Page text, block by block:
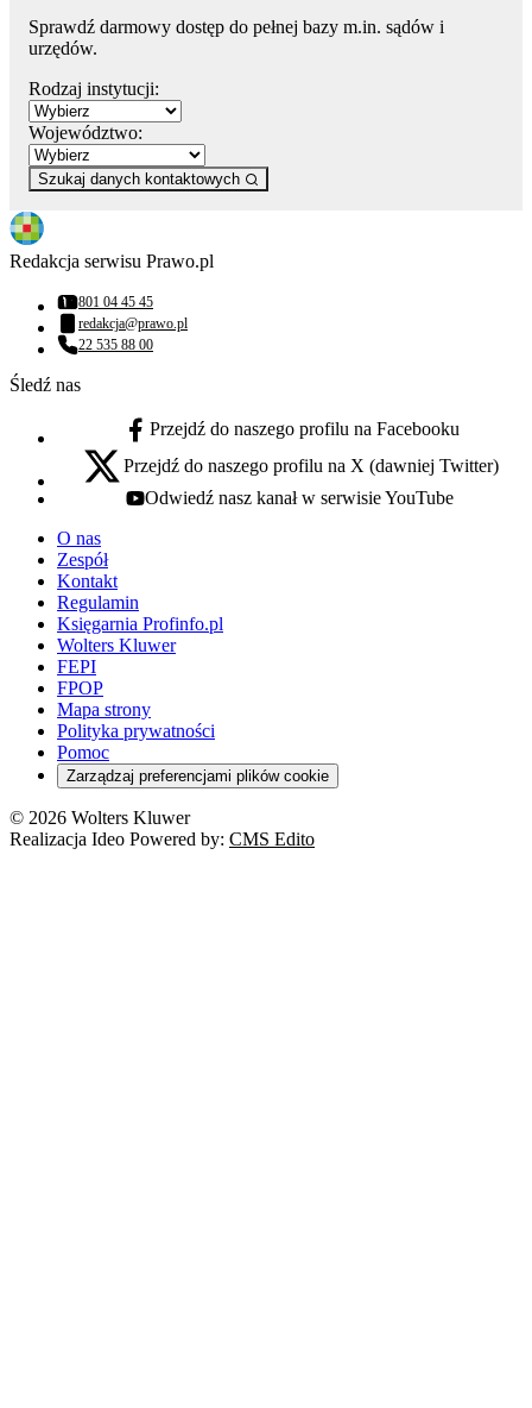
Sprawdź darmowy dostęp do pełnej bazy m.in. sądów i
urzędów.
Rodzaj instytucji:
Województwo:
Szukaj danych kontaktowych
Redakcja serwisu Prawo.pl
Numer telefonu:
801 04 45 45
Adres email:
redakcja@prawo.pl
Numer telefonu:
22 535 88 00
Śledź nas
facebook - otwiera się w nowej karcie
Przejdź do naszego profilu na Facebooku
x - otwiera się w nowej karcie
Przejdź do naszego profilu na X (dawniej Twitter)
youtube - otwiera się w nowej karcie
Odwiedź nasz kanał w serwisie YouTube
O nas
Zespół
Kontakt
Regulamin
Księgarnia Profinfo.pl
Wolters Kluwer
FEPI
FPOP
Mapa strony
Polityka prywatności
Pomoc
Zarządzaj preferencjami plików cookie
© 2026 Wolters Kluwer
Realizacja Ideo Powered by: CMS Edito